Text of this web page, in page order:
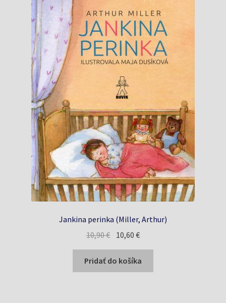
Jankina perinka (Miller, Arthur)
10,90€ Pôvodná
bola:
10,90 €.
10,60€Aktuálna
je:
10,60 €.
Pridať do košíka